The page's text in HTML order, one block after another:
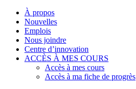
À propos
Nouvelles
Emplois
Nous joindre
Centre d’innovation
ACCÈS À MES COURS
Accès à mes cours
Accès à ma fiche de progrès